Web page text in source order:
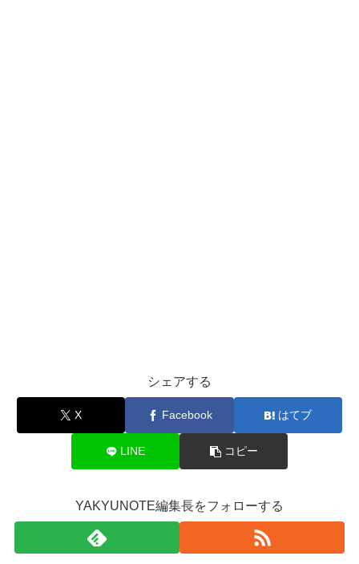
シェアする
X Facebook はてブ
LINE コピー
YAKYUNOTE編集長をフォローする